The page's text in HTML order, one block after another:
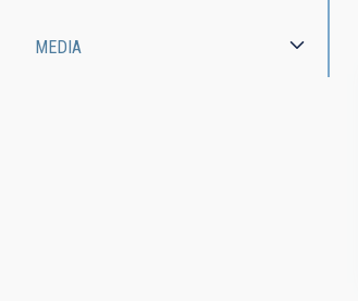
navigation
MEDIA